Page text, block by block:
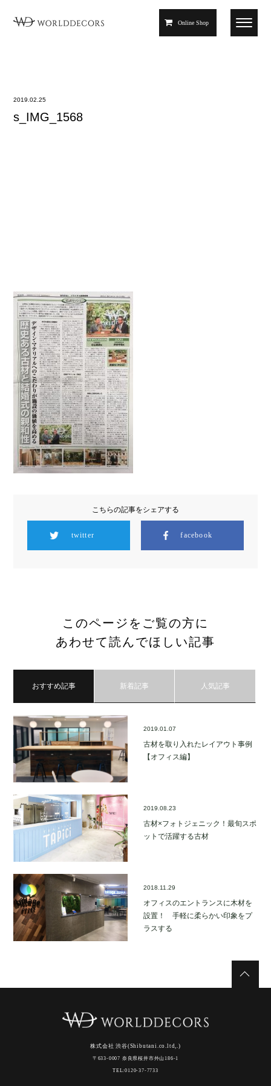
Online Shop
2019.02.25
s_IMG_1568
こちらの記事をシェアする
twitter facebook
このページをご覧の方に
あわせて読んでほしい記事
おすすめ記事 新着記事 人気記事
2019.01.07
古材を取り入れたレイアウト事例
【オフィス編】
2019.08.23
古材×フォトジェニック！最旬スポ
ットで活躍する古材
2018.11.29
オフィスのエントランスに木材を
設置！ 手軽に柔らかい印象をプ
ラスする
株式会社 渋谷(Shibutani.co.ltd,.)
〒633-0007 奈良県桜井市外山186-1
TEL:0120-37-7733